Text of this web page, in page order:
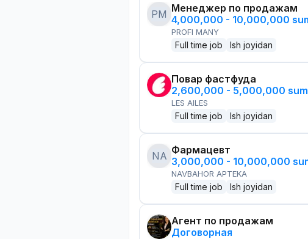
PM Менеджер по продажам
4,000,000 - 10,000,000
PROFI MANY
Full time job Ish joyidan
Повар фастфуда
2,600,000 - 5,000,000 sum
LES AILES
Full time job Ish joyidan
NA Фармацевт
3,000,000 - 10,000,000
NAVBAHOR APTEKA
Full time job Ish joyidan
Агент по продажам
Договорная